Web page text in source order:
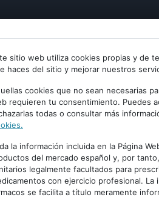
sitio web utiliza cookies propias y de
haces del sitio y mejorar nuestros
cookies que no sean necesarias
requieren tu consentimiento. Puedes
todas o consultar más
la información incluida en la Página
del mercado español y, por
legalmente facultados para
con ejercicio profesional. La
se facilita a título meramente
PUBLICIDAD